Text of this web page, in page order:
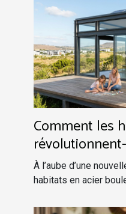
Comment les
moderne ?
À l’aube d’une
habitats en acier